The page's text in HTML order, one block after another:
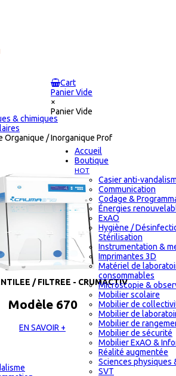
Cart
Panier Vide
×
Panier Vide
Accueil
Boutique
HOT
Casier anti-
Communication
Codage &
Énergies
ExAO
Hygiène /
Stérilisation
Instrumentation &
Imprimantes 3D
Matériel de
consommables
Microscopie &
Mobilier scolaire
Mobilier de
Mobilier de
Mobilier de
Mobilier de sécurité
Mobilier ExAO &
Réalité augmentée
Sciences physiques
SVT
& chimiques
Organique / Inorganique Prof
/ FILTREE - CRUMACTIV
Modèle 670
EN SAVOIR +